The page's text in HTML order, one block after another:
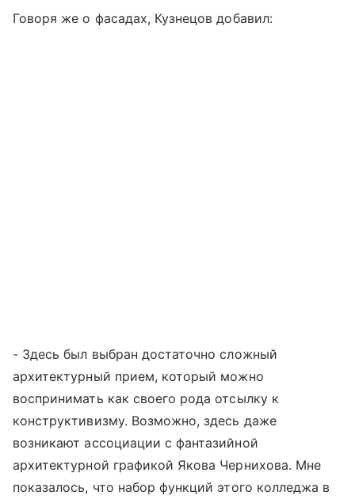
Говоря же о фасадах, Кузнецов добавил:
- Здесь был выбран достаточно сложный
архитектурный прием, который можно
воспринимать как своего рода отсылку к
конструктивизму. Возможно, здесь даже
возникают ассоциации с фантазийной
архитектурной графикой Якова Чернихова. Мне
показалось, что набор функций этого колледжа в